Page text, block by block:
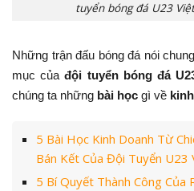
tuyển bóng đá U23
Những trận đấu bóng đá nói
mục củađội tuyển bóng đá
chúng ta những bài học gì về
5 Bài Học Kinh Doanh Từ
Bán Kết Của Đội Tuyển
5 Bí Quyết Thành Công Của